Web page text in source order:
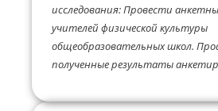
исследования: Провести
учителей физической культуры
общеобразовательных школ.
полученные результаты